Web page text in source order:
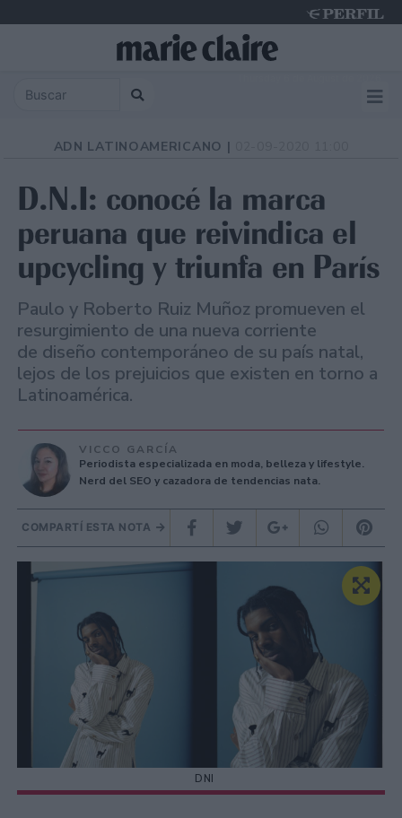
ADN LATINOAMERICANO |
D.N.I: conocé la marca
peruana que reivindica el
upcycling y triunfa en París
Paulo y Roberto Ruiz Muñoz promueven el
resurgimiento de una nueva corriente
de diseño contemporáneo de su país natal,
lejos de los prejuicios que existen en torno a
Latinoamérica.
VICCO GARCÍA
Periodista especializada en moda, belleza y lifestyle.
Nerd del SEO y cazadora de tendencias nata.
COMPARTÍ ESTA NOTA
DNI